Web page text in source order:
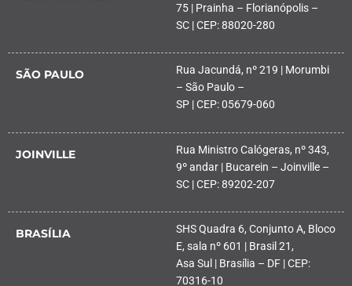
75 | Prainha – Florianópolis –
SC | CEP: 88020-280
SÃO PAULO
Rua Jacundá, nº 219 | Morumbi
– São Paulo –
SP | CEP: 05679-060
JOINVILLE
Rua Ministro Calógeras, nº 343,
9º andar | Bucarein – Joinville –
SC | CEP: 89202-207
BRASÍLIA
SHS Quadra 6, Conjunto A, Bloco
E, sala nº 601 | Brasil 21,
Asa Sul | Brasília – DF | CEP:
70316-10